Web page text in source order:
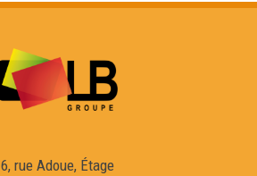
6, rue Adoue, Étage